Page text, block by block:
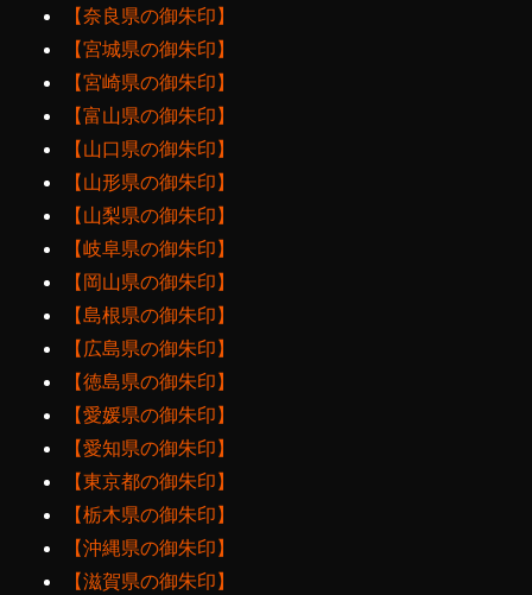
【奈良県の御朱印】
【宮城県の御朱印】
【宮崎県の御朱印】
【富山県の御朱印】
【山口県の御朱印】
【山形県の御朱印】
【山梨県の御朱印】
【岐阜県の御朱印】
【岡山県の御朱印】
【島根県の御朱印】
【広島県の御朱印】
【徳島県の御朱印】
【愛媛県の御朱印】
【愛知県の御朱印】
【東京都の御朱印】
【栃木県の御朱印】
【沖縄県の御朱印】
【滋賀県の御朱印】